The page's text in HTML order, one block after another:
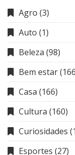
Agro (3)
Auto (1)
Beleza (98)
Bem estar
Casa (166)
Cultura (160)
Curiosidades
Esportes (27)